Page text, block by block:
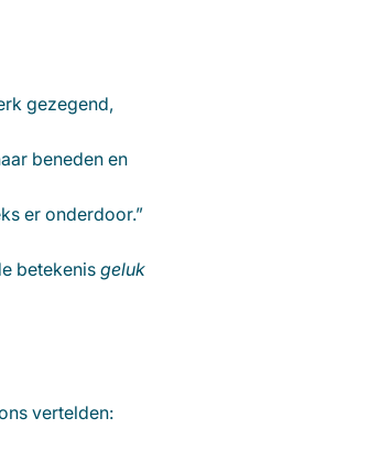
gezegend,
beneden en
er onderdoor.”
betekenis geluk
vertelden: